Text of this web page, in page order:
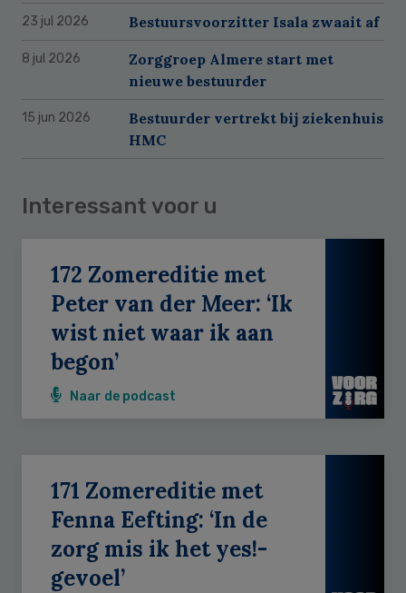
23 jul 2026 Bestuursvoorzitter Isala zwaait af
8 jul 2026
Zorggroep Almere start met
nieuwe bestuurder
15 jun 2026
Bestuurder vertrekt bij ziekenhuis
HMC
Interessant voor u
172 Zomereditie met
Peter van der Meer: ‘Ik
wist niet waar ik aan
begon’
Naar de podcast
171 Zomereditie met
Fenna Eefting: ‘In de
zorg mis ik het yes!-
gevoel’